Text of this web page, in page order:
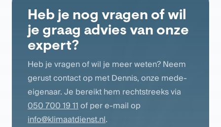
Heb je nog vragen of wil
je graag advies van onze
expert?
Heb je vragen of wil je meer weten? Neem
gerust contact op met Dennis, onze mede-
eigenaar. Je bereikt hem rechtstreeks via
050 700 19 11of per e-mail op
info@klimaatdienst.nl.